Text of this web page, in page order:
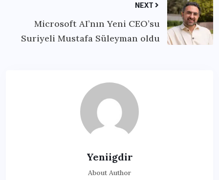
NEXT
Microsoft AI’nın Yeni CEO’su
Suriyeli Mustafa Süleyman oldu
Yeniigdir
About Author